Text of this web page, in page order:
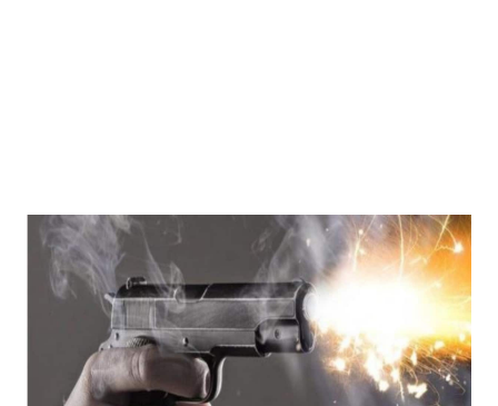
Mau Beat Media-Dec 24 2022
Mau:-यूपी में अब रात 11.00 बजे के बाद नहीं चलेंगी रोडवेज बसें
Mau Beat Media Dec 21 2022
Mau:- V-Mart को जिला प्रशासन ने किया सील
Mau Beat Media Dec 19 2022
Mau:-माफिया मुख्तार अंसारी के सहयोगी रफीक पर बड़ी
Mau Beat Media -Dec 14 2022
Mau:- प्री बोर्ड टापर्स को किया गया सम्मानित